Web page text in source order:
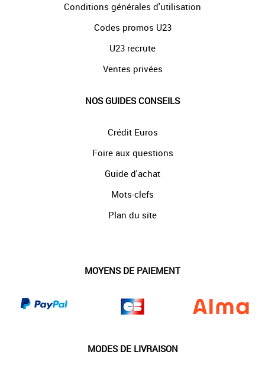
Conditions générales d'utilisation
Codes promos U23
U23 recrute
Ventes privées
NOS GUIDES CONSEILS
Crédit Euros
Foire aux questions
Guide d'achat
Mots-clefs
Plan du site
MOYENS DE PAIEMENT
MODES DE LIVRAISON